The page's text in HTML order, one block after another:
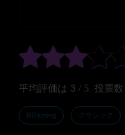
平均評価は 3 / 5. 投票数
BGaming クラシック